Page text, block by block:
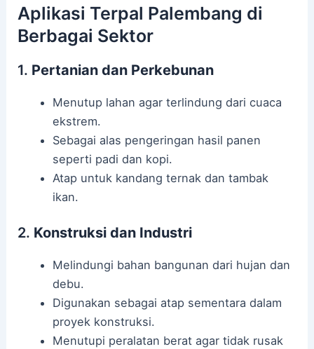
Aplikasi Terpal Palembang di
Berbagai Sektor
1. Pertanian dan Perkebunan
Menutup lahan agar terlindung dari cuaca
ekstrem.
Sebagai alas pengeringan hasil panen
seperti padi dan kopi.
Atap untuk kandang ternak dan tambak
ikan.
2. Konstruksi dan Industri
Melindungi bahan bangunan dari hujan dan
debu.
Digunakan sebagai atap sementara dalam
proyek konstruksi.
Menutupi peralatan berat agar tidak rusak